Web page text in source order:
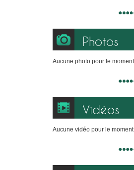
Photos
Aucune photo pour le
Vidéos
Aucune vidéo pour le